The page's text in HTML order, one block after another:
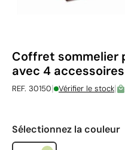
Coffret sommelier
avec 4 accessoires
REF. 30150| Vérifier le stock|
Sélectionnez la couleur